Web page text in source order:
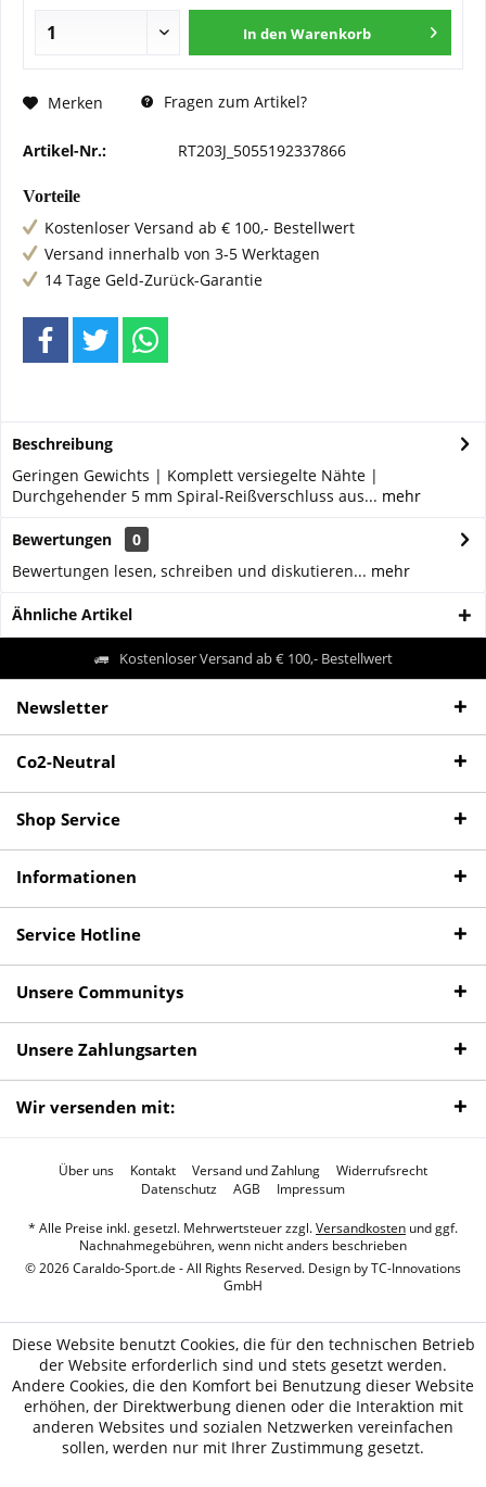
In den Warenkorb
Merken Fragen zum Artikel?
Artikel-Nr.: RT203J_5055192337866
Vorteile
Kostenloser Versand ab € 100,- Bestellwert
Versand innerhalb von 3-5 Werktagen
14 Tage Geld-Zurück-Garantie
Beschreibung
Geringen Gewichts | Komplett versiegelte Nähte |
Durchgehender 5 mm Spiral-Reißverschluss aus... mehr
Bewertungen
0
Bewertungen lesen, schreiben und diskutieren... mehr
Ähnliche Artikel
Kostenloser Versand ab € 100,- Bestellwert
Newsletter
Co2-Neutral
Shop Service
Informationen
Service Hotline
Unsere Communitys
Unsere Zahlungsarten
Wir versenden mit:
Über uns Kontakt Versand und Zahlung
Widerrufsrecht
Datenschutz
AGB Impressum
* Alle Preise inkl. gesetzl. Mehrwertsteuer zzgl.Versandkosten und ggf.
Nachnahmegebühren, wenn nicht anders beschrieben
© 2026 Caraldo-Sport.de - All Rights Reserved. Design byTC-Innovations
GmbH
Diese Website benutzt Cookies, die für den technischen Betrieb
der Website erforderlich sind und stets gesetzt werden.
Andere Cookies, die den Komfort bei Benutzung dieser Website
erhöhen, der Direktwerbung dienen oder die Interaktion mit
anderen Websites und sozialen Netzwerken vereinfachen
sollen, werden nur mit Ihrer Zustimmung gesetzt.